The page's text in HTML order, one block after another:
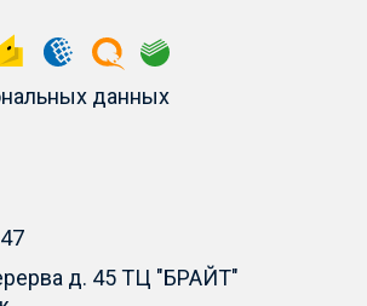
данных
д. 45 ТЦ "БРАЙТ"